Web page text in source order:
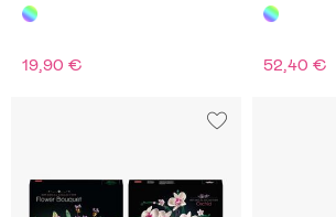
300 Osaa
19,90 € 52,40 €